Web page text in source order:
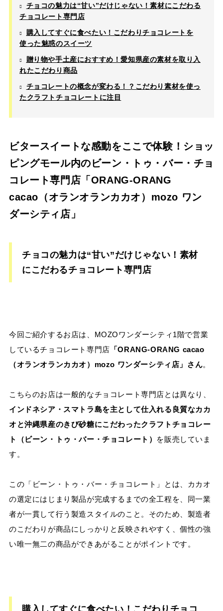
チョコの魅力は“甘い”だけじゃない！素材にこだわる
チョコレート専門店
購入してすぐに食べたい！こだわりチョコレートを
使った魅惑のスイーツ
贈り物や手土産におすすめ！愛知県産の素材を取り入
れたこだわり商品
チョコレートの概念が変わる！？こだわり素材を使っ
たクラフトチョコレートに注目
ビタースイートな感動をここで体験！ショッ
ピングモール内のビーン・トゥ・バー・チョ
コレート専門店「ORANG-ORANG
cacao（オランオランカカオ）mozo ワン
ダーシティ店」
チョコの魅力は“甘い”だけじゃない！素材
にこだわるチョコレート専門店
今回ご紹介するお店は、MOZOワンダーシティ1階で営業
しているチョコレート専門店 「ORANG-ORANG cacao
（オランオランカカオ） mozo ワンダーシティ店」 さん。
こちらのお店は一般的なチョコレート専門店とは異なり、
インドネシア・スマトラ島を主として仕入れる良質なカカ
オと沖縄県産のきび砂糖にこだわったクラフトチョコレー
ト（ビーン・トゥ・バー・チョコレート） を販売していま
す。
この「ビーン・トゥ・バー・チョコレート」とは、カカオ
の選定にはじまり製品が完成するまでの全工程を、同一業
者が一貫して行う製造スタイルのこと。そのため、製造者
のこだわりが商品にしっかりと反映されやすく、個性の強
い唯一無二の商品ができあがることがポイントです。